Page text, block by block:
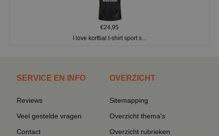
€24,95
I love korfbal t-shirt sport s...
SERVICE EN INFO
Reviews
Veel gestelde vragen
Contact
OVERZICHT
Sitemapping
Overzicht thema's
Overzicht rubrieken